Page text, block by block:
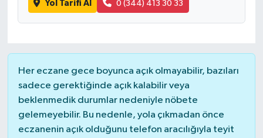
Yol Tarifi Al 0 (344) 413 30 33
Her eczane gece boyunca açık olmayabilir, bazıları
sadece gerektiğinde açık kalabilir veya
beklenmedik durumlar nedeniyle nöbete
gelemeyebilir. Bu nedenle, yola çıkmadan önce
eczanenin açık olduğunu telefon aracılığıyla teyit